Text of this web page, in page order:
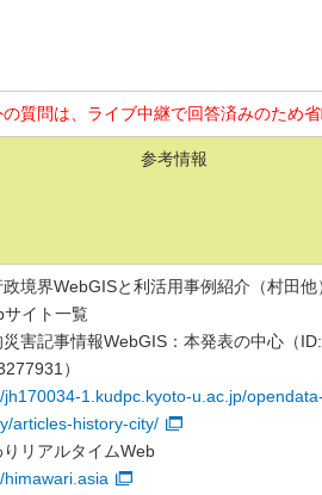
の質問は、ライブ中継で回答済みのため
参考情報
政境界WebGISと利活用事例紹介（村田他
サイト一覧
災害記事情報WebGIS：本発表の中心（
）
jh170034-1.kudpc.kyoto-u.ac.jp/
articles-history-city/
りリアルタイムWeb
himawari.asia